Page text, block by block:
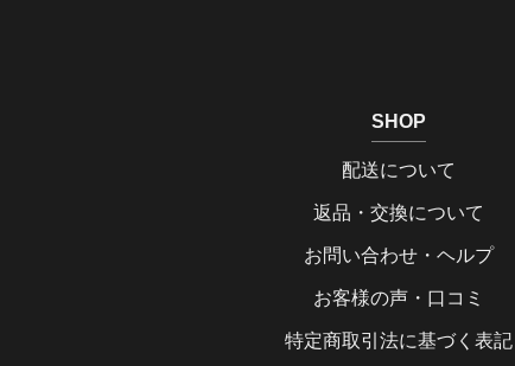
SHOP
配送について
返品・交換について
お問い合わせ・ヘルプ
お客様の声・口コミ
特定商取引法に基づく表記